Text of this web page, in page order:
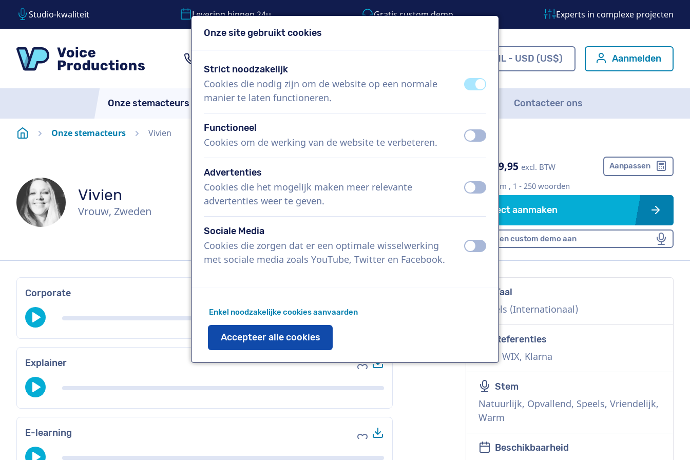
Studio-kwaliteit Levering binnen 24u Gratis custom demo Experts in complexe projecten
NL - USD (US$) Aanmelden
Onze stemacteurs Over ons Hoe werkt het? Contacteer ons
StartpaginaOnze stemacteurs Vivien
Vivien
Vrouw, Zweden
US$ 369,95 excl. BTW Aanpassen
Bedrijfsfilm , 1 - 250 woorden
Project aanmaken
Vraag een custom demo aan
Taal
Engels (Internationaal)
Referenties
ABB, WIX, Klarna
Stem
Natuurlijk, Opvallend, Speels, Vriendelijk,
Warm
Beschikbaarheid
Corporate
Explainer Voeg toe aan favorieten
Download
E-learning Voeg toe aan favorieten
Onze site gebruikt cookies
Strict noodzakelijk
Cookies die nodig zijn om de website op een normale
manier te laten functioneren.
uit aan
Functioneel
Cookies om de werking van de website te verbeteren. uit aan
Advertenties
Cookies die het mogelijk maken meer relevante
advertenties weer te geven.
uit aan
Sociale Media
Cookies die zorgen dat er een optimale wisselwerking
met sociale media zoals YouTube, Twitter en Facebook.
uit aan
Enkel noodzakelijke cookies aanvaarden
Accepteer alle cookies